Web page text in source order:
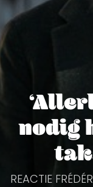
nodig
REACTIE